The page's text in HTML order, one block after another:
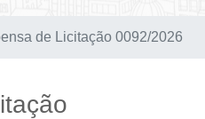
de Licitação 0092/2026